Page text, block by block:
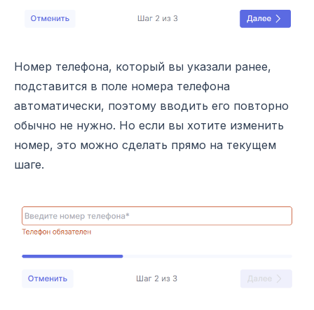
Номер телефона, который вы указали ранее,
подставится в поле номера телефона
автоматически, поэтому вводить его повторно
обычно не нужно. Но если вы хотите изменить
номер, это можно сделать прямо на текущем
шаге.